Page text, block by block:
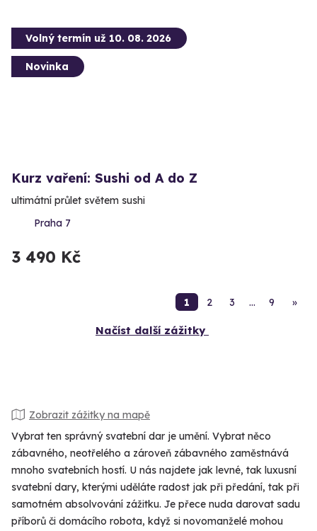
Volný termín už 10. 08. 2026
Novinka
Kurz vaření: Sushi od A do Z
ultimátní průlet světem sushi
Praha 7
3 490 Kč
1 2 3 … 9 »
Načíst další zážitky
Zobrazit zážitky na mapě
Vybrat ten správný svatební dar je umění. Vybrat něco
zábavného, neotřelého a zároveň zábavného zaměstnává
mnoho svatebních hostí. U nás najdete jak levné, tak luxusní
svatební dary, kterými uděláte radost jak při předání, tak při
samotném absolvování zážitku. Je přece nuda darovat sadu
příborů či domácího robota, když si novomanželé mohou